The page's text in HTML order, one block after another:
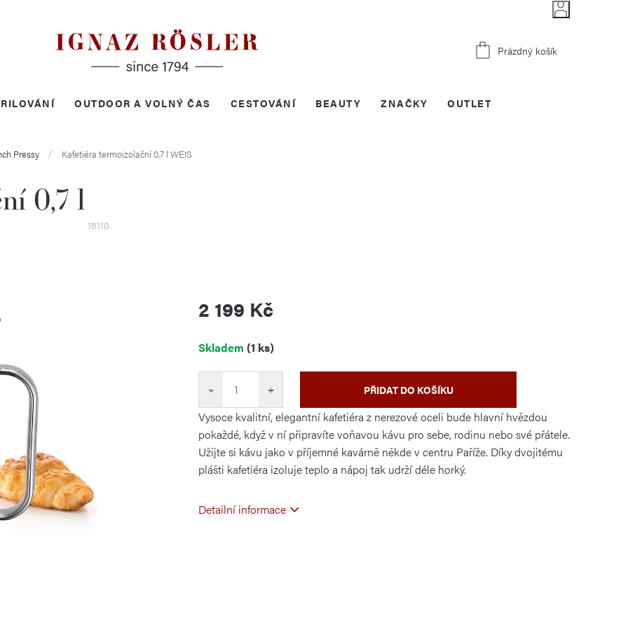
Nákupní
Prázdný košík
OUTDOOR A VOLNÝ ČAS CESTOVÁNÍ BEAUTY OUTLET
ZNAČKY
Pressy Kafetiéra termoizolační 0,7 l WEIS
0,7 l
18110
2 199 Kč
cena:
Skladem (1 ks)
+
− PŘIDAT DO KOŠÍKU
Vysoce kvalitní, elegantní kafetiéra z nerezové oceli bude hlavní hvězdou
pokaždé, když v ní připravíte voňavou kávu pro sebe, rodinu nebo své přátele.
Užijte si kávu jako v příjemné kavárně někde v centru Paříže. Díky dvojitému
plášti kafetiéra izoluje teplo a nápoj tak udrží déle horký.
Detailní informace